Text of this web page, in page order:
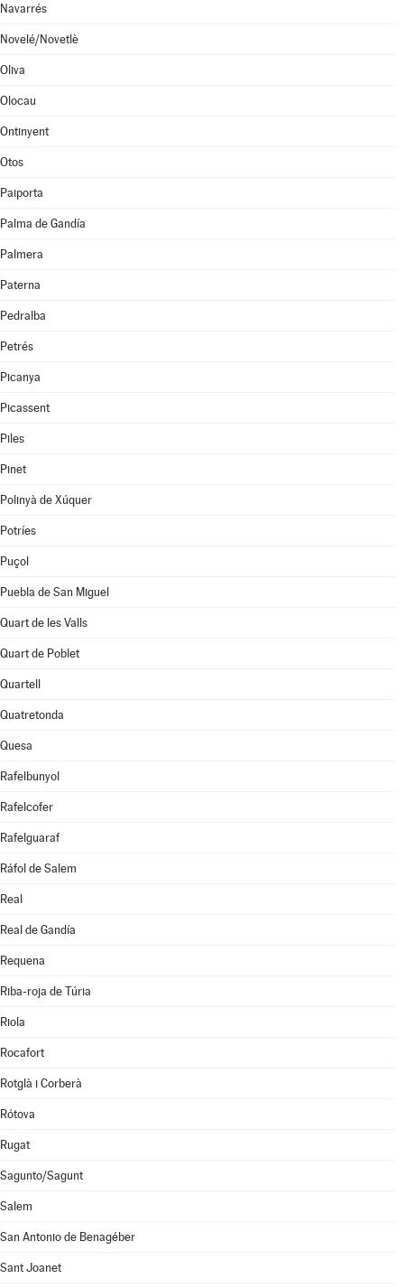
Navarrés
Novelé/Novetlè
Oliva
Olocau
Ontinyent
Otos
Paiporta
Palma de Gandía
Palmera
Paterna
Pedralba
Petrés
Picanya
Picassent
Piles
Pinet
Polinyà de Xúquer
Potríes
Puçol
Puebla de San Miguel
Quart de les Valls
Quart de Poblet
Quartell
Quatretonda
Quesa
Rafelbunyol
Rafelcofer
Rafelguaraf
Ráfol de Salem
Real
Real de Gandía
Requena
Riba-roja de Túria
Riola
Rocafort
Rotglà i Corberà
Rótova
Rugat
Sagunto/Sagunt
Salem
San Antonio de Benagéber
Sant Joanet